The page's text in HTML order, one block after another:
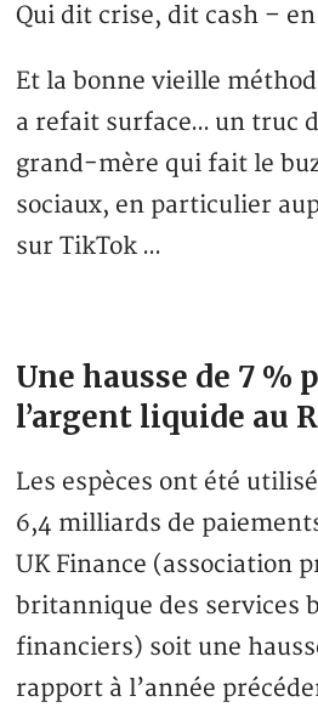
Qui dit crise, dit cash –
Et la bonne vieille
a refait surface… un truc
grand-mère qui fait le
sociaux, en particulier
sur TikTok …
Une hausse de 7 %
l’argent liquide au
Les espèces ont été
6,4 milliards de
UK Finance (association
britannique des services
financiers) soit une
rapport à l’année